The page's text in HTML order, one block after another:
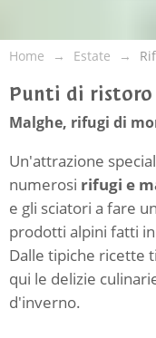
Home Estate
Punti di ristoro
Malghe, rifugi di
Un'attrazione
numerosi rifugi e
e gli sciatori a fare
prodotti alpini fatti in
Dalle tipiche ricette
qui le delizie
d'inverno.